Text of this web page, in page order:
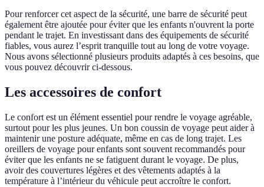
Pour renforcer cet aspect de la sécurité, une barre de sécurité peut
également être ajoutée pour éviter que les enfants n'ouvrent la porte
pendant le trajet. En investissant dans des équipements de sécurité
fiables, vous aurez l’esprit tranquille tout au long de votre voyage.
Nous avons sélectionné plusieurs produits adaptés à ces besoins, que
vous pouvez découvrir ci-dessous.
Les accessoires de confort
Le confort est un élément essentiel pour rendre le voyage agréable,
surtout pour les plus jeunes. Un bon coussin de voyage peut aider à
maintenir une posture adéquate, même en cas de long trajet. Les
oreillers de voyage pour enfants sont souvent recommandés pour
éviter que les enfants ne se fatiguent durant le voyage. De plus,
avoir des couvertures légères et des vêtements adaptés à la
température à l’intérieur du véhicule peut accroître le confort.